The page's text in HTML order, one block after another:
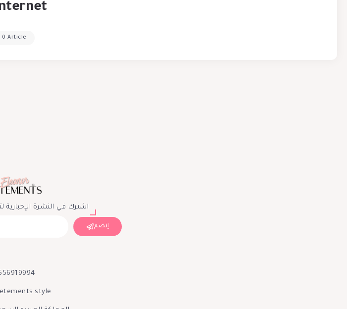
0 Article
اشترك في النشرة الإخبارية
إنضم